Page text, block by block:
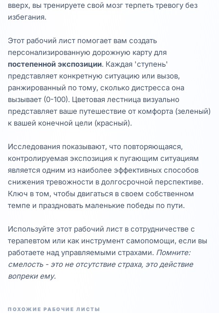
вверх, вы тренируете свой мозг терпеть тревогу без
избегания.
Этот рабочий лист помогает вам создать
персонализированную дорожную карту для
постепенной экспозиции. Каждая 'ступень'
представляет конкретную ситуацию или вызов,
ранжированный по тому, сколько дистресса она
вызывает (0-100). Цветовая лестница визуально
представляет ваше путешествие от комфорта (зеленый)
к вашей конечной цели (красный).
Исследования показывают, что повторяющаяся,
контролируемая экспозиция к пугающим ситуациям
является одним из наиболее эффективных способов
снижения тревожности в долгосрочной перспективе.
Ключ в том, чтобы двигаться в своем собственном
темпе и праздновать маленькие победы по пути.
Используйте этот рабочий лист в сотрудничестве с
терапевтом или как инструмент самопомощи, если вы
работаете над управляемыми страхами. Помните:
смелость - это не отсутствие страха, это действие
вопреки ему.
ПОХОЖИЕ РАБОЧИЕ ЛИСТЫ